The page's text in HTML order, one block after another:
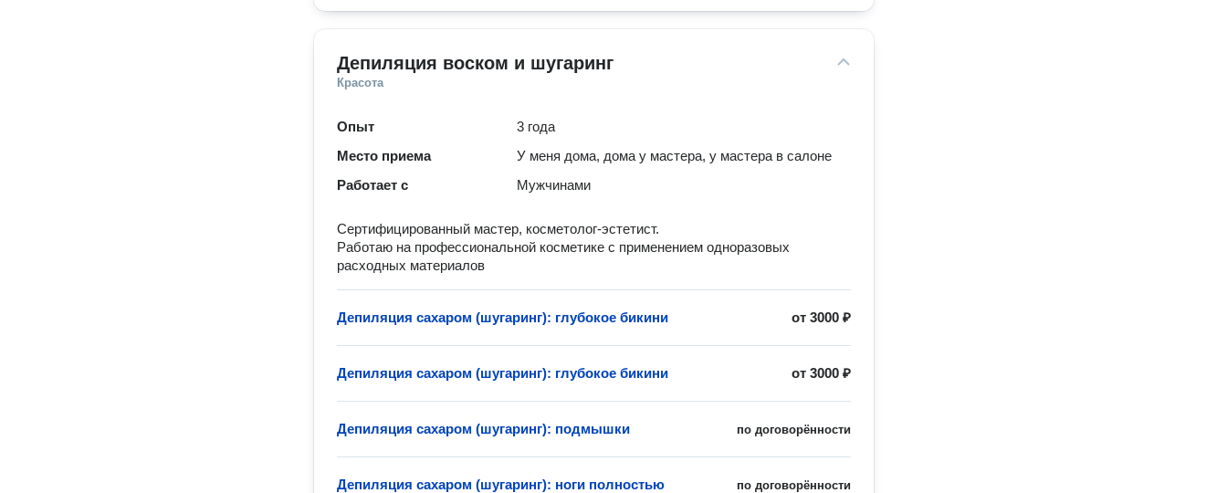
Депиляция воском и шугаринг
Красота
Опыт
3 года
Место приема
У меня дома, дома у мастера, у мастера в салоне
Работает с
Мужчинами
Сертифицированный мастер, косметолог-эстетист.
Работаю на профессиональной косметике с применением одноразовых
расходных материалов
от3000 ₽
Депиляция сахаром (шугаринг): глубокое бикини
от3000 ₽
Депиляция сахаром (шугаринг): глубокое бикини
по договорённости
Депиляция сахаром (шугаринг): подмышки
по договорённости
Депиляция сахаром (шугаринг): ноги полностью